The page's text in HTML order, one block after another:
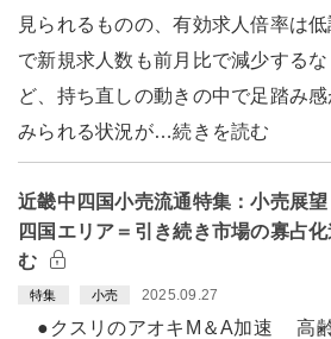
見られるものの、有効求人倍率は低
で新規求人数も前月比で減少するな
ど、持ち直しの動きの中で足踏み感
みられる状況が…続きを読む
近畿中四国小売流通特集：小売展望
四国エリア＝引き続き市場の寡占化
む
特集 小売 2025.09.27
●クスリのアオキM＆A加速 高